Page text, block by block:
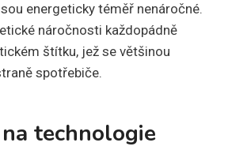
energeticky téměř nenáročné.
náročnosti každopádně
štítku, jež se většinou
spotřebiče.
technologie